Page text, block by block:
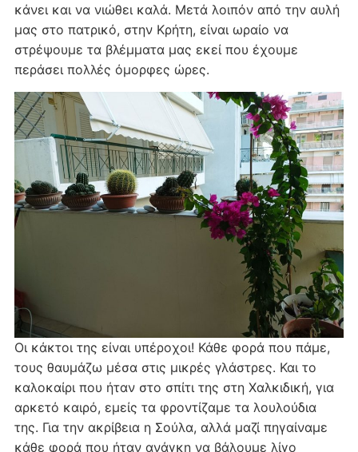
κάνει και να νιώθει καλά. Μετά λοιπόν από την αυλή
μας στο πατρικό, στην Κρήτη, είναι ωραίο να
στρέψουμε τα βλέμματα μας εκεί που έχουμε
περάσει πολλές όμορφες ώρες.
Οι κάκτοι της είναι υπέροχοι! Κάθε φορά που πάμε,
τους θαυμάζω μέσα στις μικρές γλάστρες. Και το
καλοκαίρι που ήταν στο σπίτι της στη Χαλκιδική, για
αρκετό καιρό, εμείς τα φροντίζαμε τα λουλούδια
της. Για την ακρίβεια η Σούλα, αλλά μαζί πηγαίναμε
κάθε φορά που ήταν ανάγκη να βάλουμε λίγο